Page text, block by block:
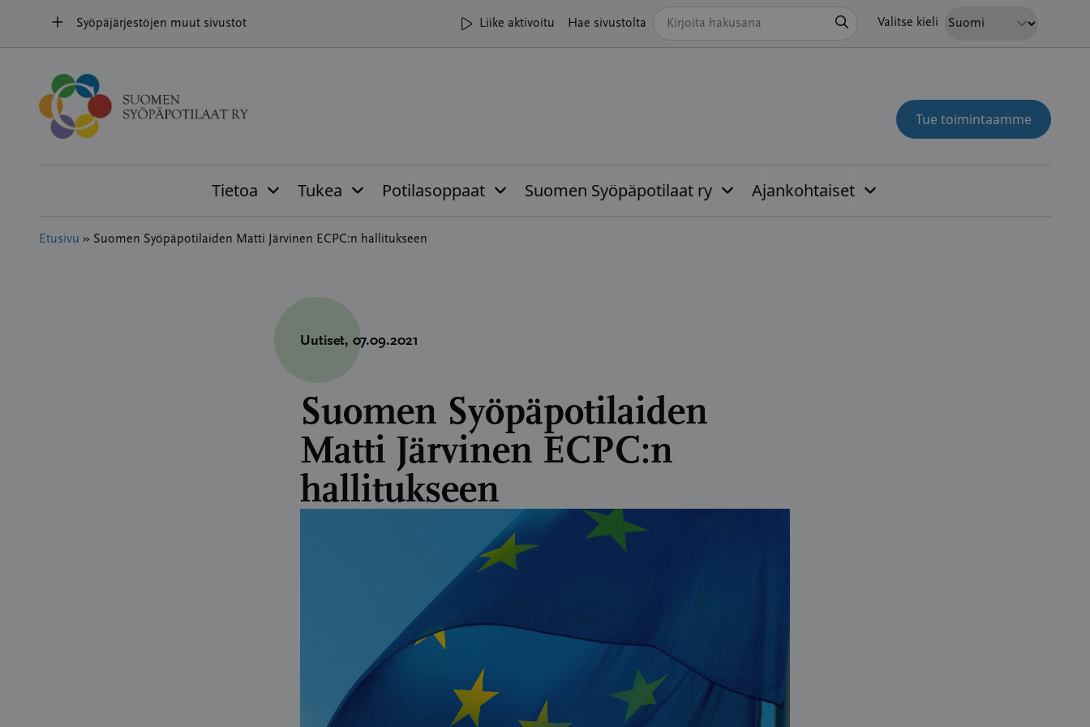
sisältöön
Syöpäjärjestöjen muut sivustot Liike aktivoitu Hae sivustolta Valitse kieli
Tue toimintaamme
Tietoa Tukea Potilasoppaat Suomen Syöpäpotilaat ry Ajankohtaiset
Etusivu » Suomen Syöpäpotilaiden Matti Järvinen ECPC:n hallitukseen
Uutiset, 07.09.2021
Suomen Syöpäpotilaiden
Matti Järvinen ECPC:n
hallitukseen